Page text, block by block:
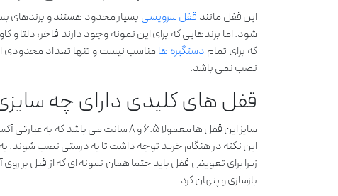
این قفل مانند قفل سرویسی بسیار محدود هستند و برندهای
شود. اما برندهایی که برای این نمونه وجود دارند فاخر،
که برای تمام دستگیره ها مناسب نیست و تنها تعداد محدودی
نصب نمی باشد.
قفل های کلیدی دارای چه
سایز این قفل ها معمولا ۶.۵ و ۸
این نکته در هنگام خرید توجه داشت تا به درستی نصب شوند. به
زیرا برای تعویض قفل باید حتما همان نمونه ای که از قبل بر
بازسازی و پنهان کرد.